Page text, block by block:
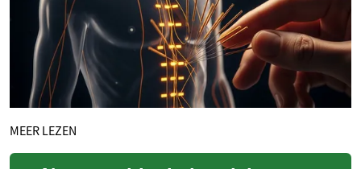
MEER LEZEN